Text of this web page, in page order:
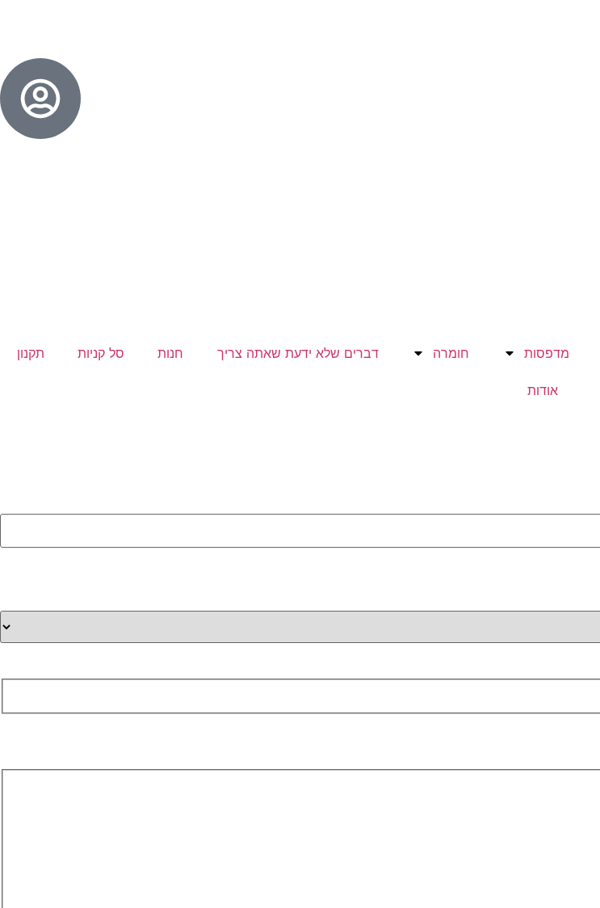
מדפסות חומרה דברים שלא ידעת שאתה צריך חנות סל קניות תקנון
אודות